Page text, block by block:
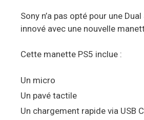
Sony n’a pas opté pour une
innové avec une nouvelle
Cette manette PS5 inclue :
Un micro
Un pavé tactile
Un chargement rapide via USB C